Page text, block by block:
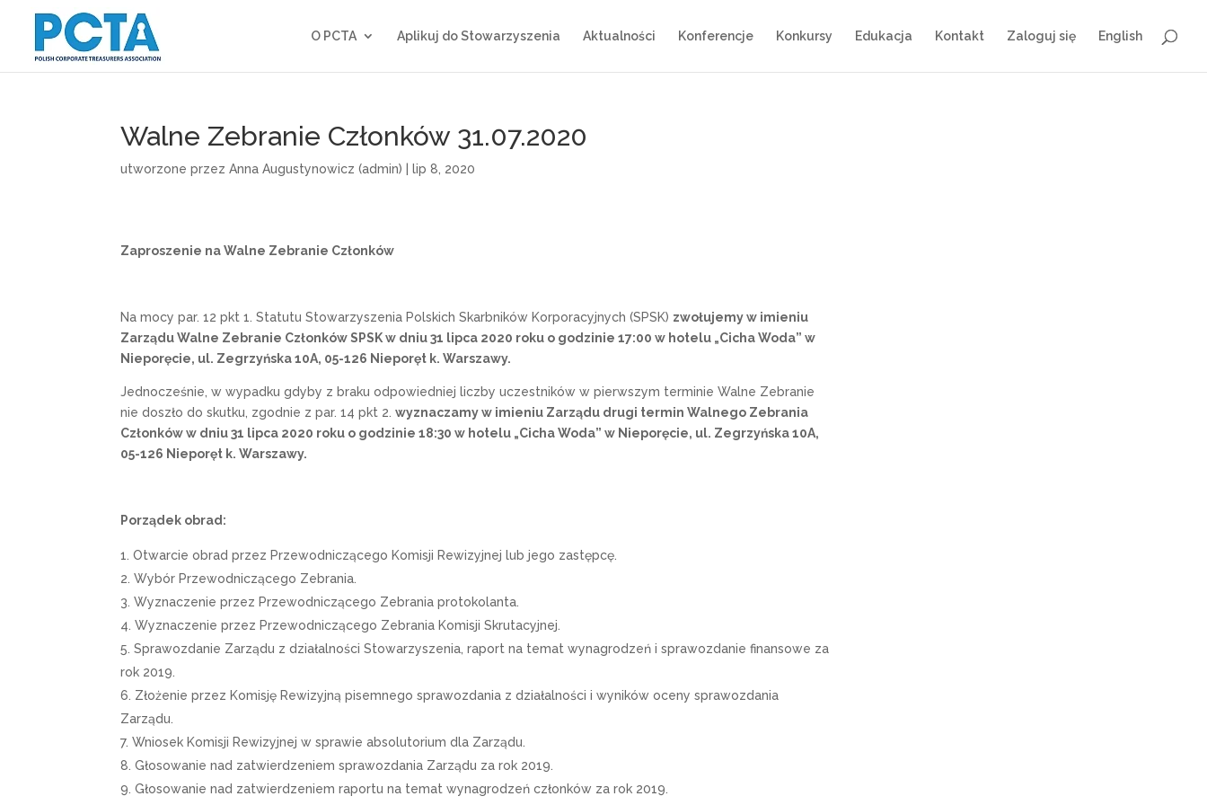
O PCTA Aplikuj do Stowarzyszenia Aktualności Konferencje Konkursy Edukacja Kontakt Zaloguj się English
Walne Zebranie Członków 31.07.2020
utworzone przezAnna Augustynowicz (admin) lip 8, 2020
Zaproszenie na Walne Zebranie Członków
Na mocy par. 12 pkt 1. Statutu Stowarzyszenia Polskich Skarbników Korporacyjnych (SPSK) zwołujemy w imieniu
Zarządu Walne Zebranie Członków SPSK w dniu 31 lipca 2020 roku o godzinie 17:00 w hotelu „Cicha Woda” w
Nieporęcie, ul. Zegrzyńska 10A, 05-126 Nieporęt k. Warszawy.
Jednocześnie, w wypadku gdyby z braku odpowiedniej liczby uczestników w pierwszym terminie Walne Zebranie
nie doszło do skutku, zgodnie z par. 14 pkt 2.wyznaczamy w imieniu Zarządu drugi termin Walnego Zebrania
Członków w dniu 31 lipca 2020 roku o godzinie 18:30 w hotelu „Cicha Woda” w Nieporęcie, ul. Zegrzyńska 10A,
05-126 Nieporęt k. Warszawy.
Porządek obrad:
Otwarcie obrad przez Przewodniczącego Komisji Rewizyjnej lub jego zastępcę.
Wybór Przewodniczącego Zebrania.
Wyznaczenie przez Przewodniczącego Zebrania protokolanta.
Wyznaczenie przez Przewodniczącego Zebrania Komisji Skrutacyjnej.
Sprawozdanie Zarządu z działalności Stowarzyszenia, raport na temat wynagrodzeń i sprawozdanie finansowe za
rok 2019.
Złożenie przez Komisję Rewizyjną pisemnego sprawozdania z działalności i wyników oceny sprawozdania
Zarządu.
Wniosek Komisji Rewizyjnej w sprawie absolutorium dla Zarządu.
Głosowanie nad zatwierdzeniem sprawozdania Zarządu za rok 2019.
Głosowanie nad zatwierdzeniem raportu na temat wynagrodzeń członków za rok 2019.